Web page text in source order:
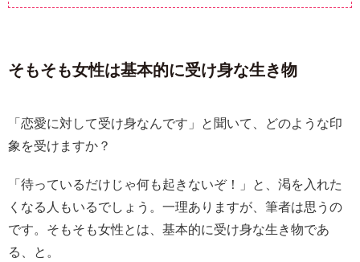
そもそも女性は基本的に受け身な生き物
「恋愛に対して受け身なんです」と聞いて、どのような印
象を受けますか？
「待っているだけじゃ何も起きないぞ！」と、渇を入れた
くなる人もいるでしょう。一理ありますが、筆者は思うの
です。そもそも女性とは、基本的に受け身な生き物であ
る、と。